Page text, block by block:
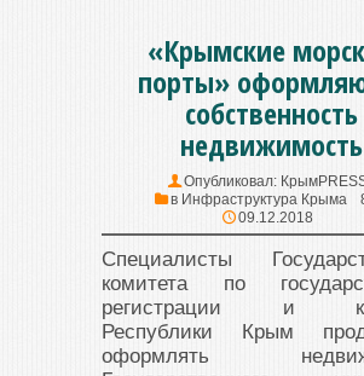
«Крымские
порты»
собственность
недвижимость
Опубликовал:
в Инфраструктура Крыма
09.12.2018
Специалисты
комитета по
регистрации и
Республики Крым
оформлять